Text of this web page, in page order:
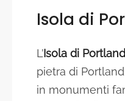
Isola di
L’Isola di Portland
pietra di
in monumenti